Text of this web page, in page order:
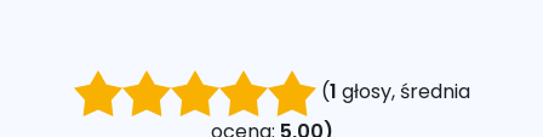
(1 głosy, średnia